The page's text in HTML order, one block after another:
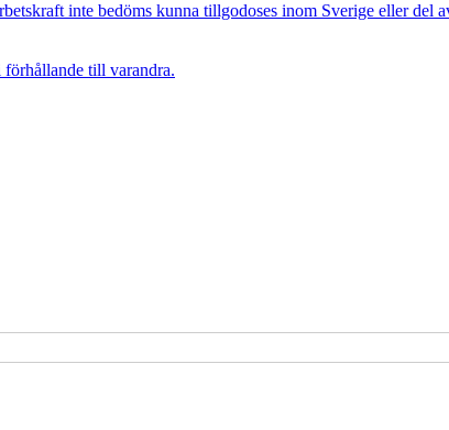
inte bedöms kunna tillgodoses inom Sverige eller
förhållande till varandra.